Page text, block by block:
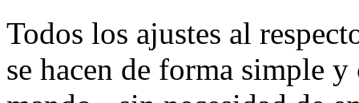
Todos los ajustes al
se hacen de forma simple